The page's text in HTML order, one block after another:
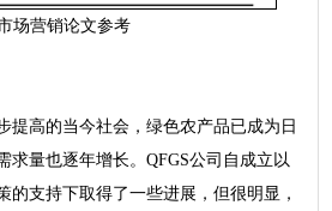
场营销论文参考
提高的当今社会，绿色农产品已成为日
求量也逐年增长。QFGS公司自成立以
的支持下取得了一些进展，但很明显，